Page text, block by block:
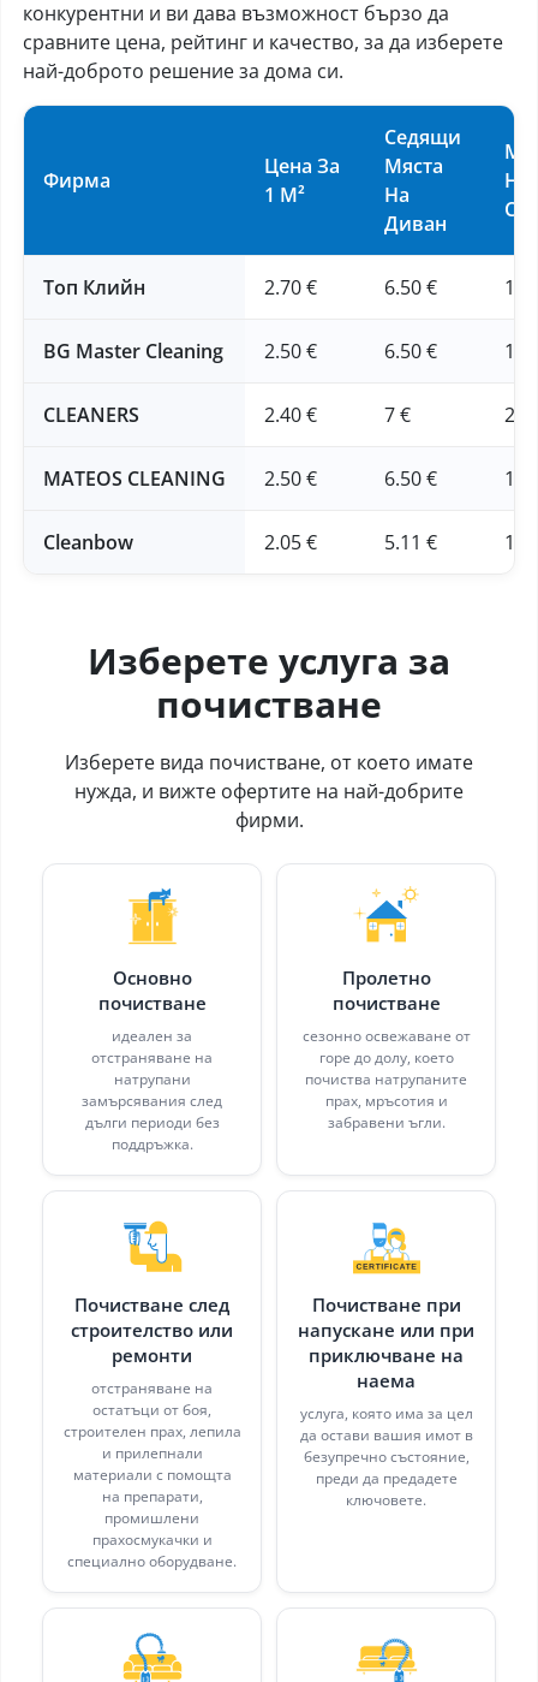
конкурентни и ви дава възможност бързо да
сравните цена, рейтинг и качество, за да изберете
най-доброто решение за дома си.
Фирма
Цена За
1 М²
Седящи
Мяста
На
Диван
См
Топ Клийн 2.70 € 6.50 € 16
BG Master Cleaning 2.50 € 6.50 € 16
CLEANERS 2.40 € 7 € 20
MATEOS CLEANING 2.50 € 6.50 € 16
Cleanbow 2.05 € 5.11 €
Изберете услуга за
почистване
Изберете вида почистване, от което имате
нужда, и вижте офертите на най-добрите
фирми.
Основно
почистване
идеален за
отстраняване на
натрупани
замърсявания след
дълги периоди без
поддръжка.
Пролетно
почистване
сезонно освежаване от
горе до долу, което
почиства натрупаните
прах, мръсотия и
забравени ъгли.
Почистване след
строителство или
ремонти
отстраняване на
остатъци от боя,
строителен прах, лепила
и прилепнали
материали с помощта
на препарати,
промишлени
прахосмукачки и
специално оборудване.
Почистване при
напускане или при
приключване на
наема
услуга, която има за цел
да остави вашия имот в
безупречно състояние,
преди да предадете
ключовете.